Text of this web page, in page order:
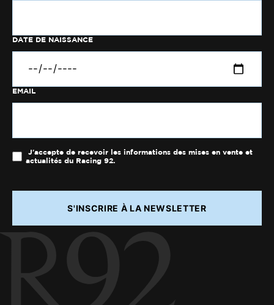
DATE DE NAISSANCE
EMAIL
J'accepte de recevoir les informations des mises en vente et
actualités du Racing 92.
S'INSCRIRE À LA NEWSLETTER